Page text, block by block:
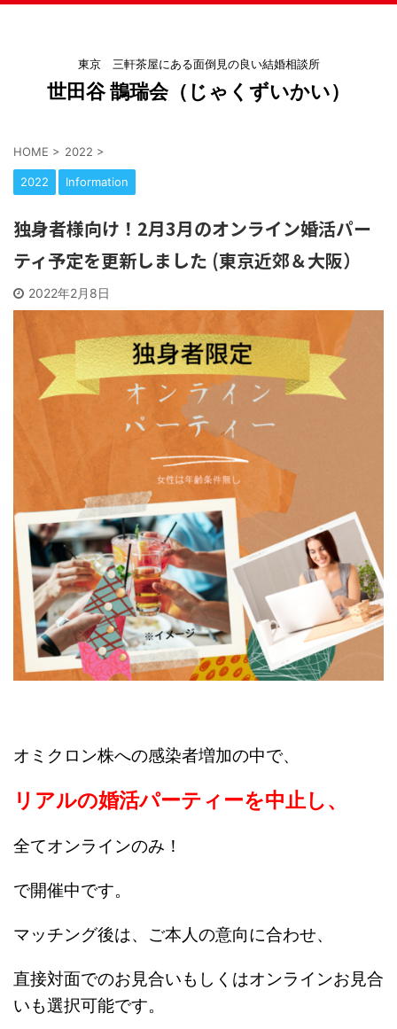
東京 三軒茶屋にある面倒見の良い結婚相談所
世田谷 鵲瑞会（じゃくずいかい）
HOME > 2022 >
2022 Information
独身者様向け！2月3月のオンライン婚活パー
ティ予定を更新しました (東京近郊＆大阪）
2022年2月8日
オミクロン株への感染者増加の中で、
リアルの婚活パーティーを中止し、
全てオンラインのみ！
で開催中です。
マッチング後は、ご本人の意向に合わせ、
直接対面でのお見合いもしくはオンラインお見合
いも選択可能です。